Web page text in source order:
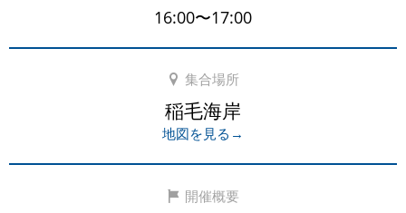
16:00〜17:00
集合場所
稲毛海岸
地図を見る→
開催概要